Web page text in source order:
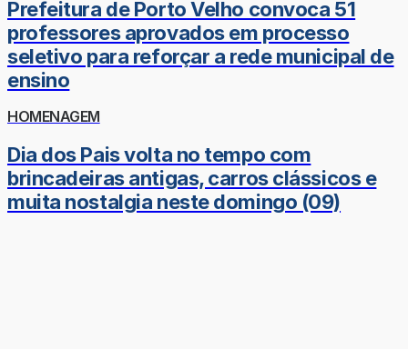
Prefeitura de Porto Velho convoca 51
professores aprovados em processo
seletivo para reforçar a rede municipal de
ensino
HOMENAGEM
Dia dos Pais volta no tempo com
brincadeiras antigas, carros clássicos e
muita nostalgia neste domingo (09)